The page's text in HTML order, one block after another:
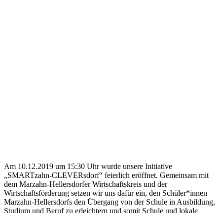
Am 10.12.2019 um 15:30 Uhr wurde unsere Initiative
„SMARTzahn-CLEVERsdorf“ feierlich eröffnet. Gemeinsam mit
dem Marzahn-Hellersdorfer Wirtschaftskreis und der
Wirtschaftsförderung setzen wir uns dafür ein, den Schüler*innen
Marzahn-Hellersdorfs den Übergang von der Schule in Ausbildung,
Studium und Beruf zu erleichtern und somit Schule und lokale